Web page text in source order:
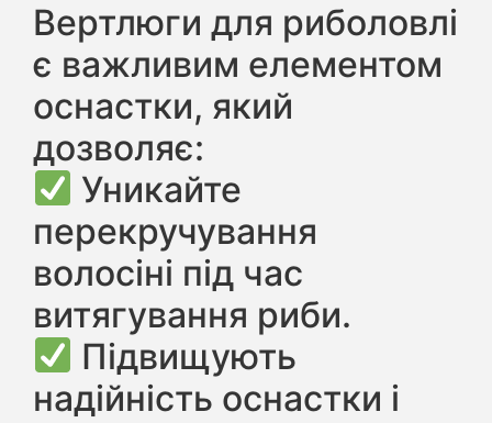
Вертлюги для риболовлі
є важливим елементом
оснастки, який
дозволяє:
Уникайте
перекручування
волосіні під час
витягування риби.
Підвищують
надійність оснастки і